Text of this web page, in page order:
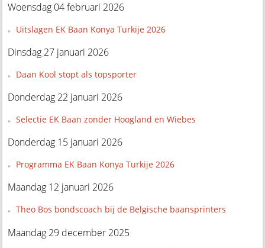
Woensdag 04 februari 2026
Uitslagen EK Baan Konya Turkije 2026
Dinsdag 27 januari 2026
Daan Kool stopt als topsporter
Donderdag 22 januari 2026
Selectie EK Baan zonder Hoogland en Wiebes
Donderdag 15 januari 2026
Programma EK Baan Konya Turkije 2026
Maandag 12 januari 2026
Theo Bos bondscoach bij de Belgische baansprinters
Maandag 29 december 2025